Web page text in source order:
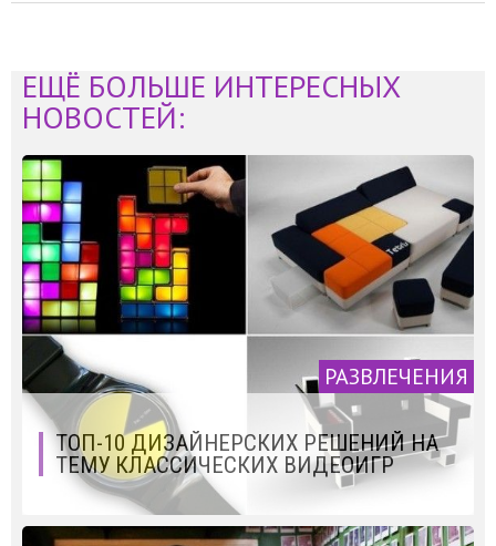
ЕЩЁ БОЛЬШЕ ИНТЕРЕСНЫХ
НОВОСТЕЙ:
РАЗВЛЕЧЕНИЯ
ТОП-10 ДИЗАЙНЕРСКИХ РЕШЕНИЙ НА
ТЕМУ КЛАССИЧЕСКИХ ВИДЕОИГР